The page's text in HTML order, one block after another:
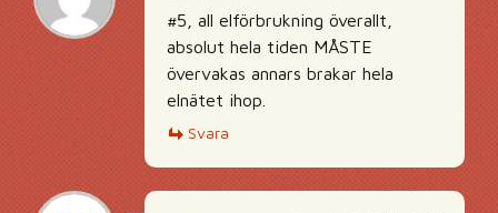
#5, all elförbrukning överallt,
absolut hela tiden MÅSTE
övervakas annars brakar hela
elnätet ihop.
Svara